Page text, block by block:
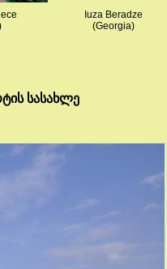
Iuza Beradze
(Georgia)
სასახლე